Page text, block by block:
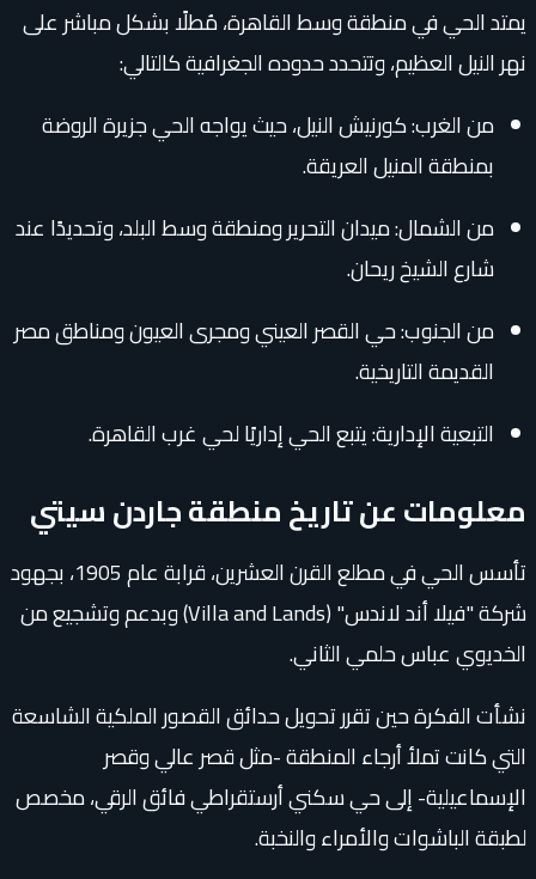
يمتد الحي في منطقة وسط القاهرة، مُطلًا بشكل مباشر على
نهر النيل العظيم، وتتحدد حدوده الجغرافية كالتالي:
من الغرب: كورنيش النيل، حيث يواجه الحي جزيرة الروضة
بمنطقة المنيل العريقة.
من الشمال: ميدان التحرير ومنطقة وسط البلد، وتحديدًا عند
شارع الشيخ ريحان.
من الجنوب: حي القصر العيني ومجرى العيون ومناطق مصر
القديمة التاريخية.
التبعية الإدارية: يتبع الحي إداريًا لحي غرب القاهرة.
معلومات عن تاريخ منطقة جاردن سيتي
تأسس الحي في مطلع القرن العشرين، قرابة عام 1905، بجهود
شركة "فيلا أند لاندس" (Villa and Lands) وبدعم وتشجيع من
الخديوي عباس حلمي الثاني.
نشأت الفكرة حين تقرر تحويل حدائق القصور الملكية الشاسعة
التي كانت تملأ أرجاء المنطقة -مثل قصر عالي وقصر
الإسماعيلية- إلى حي سكني أرستقراطي فائق الرقي، مخصص
لطبقة الباشوات والأمراء والنخبة.